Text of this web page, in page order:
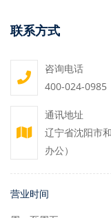
联系方式
咨询电话
400-024-0985
通讯地址
辽宁省沈阳市
办公）
营业时间